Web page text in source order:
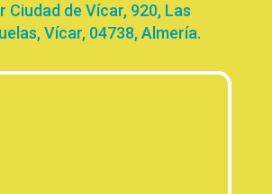
Ciudad de Vícar, 920, Las
Vícar, 04738, Almería.